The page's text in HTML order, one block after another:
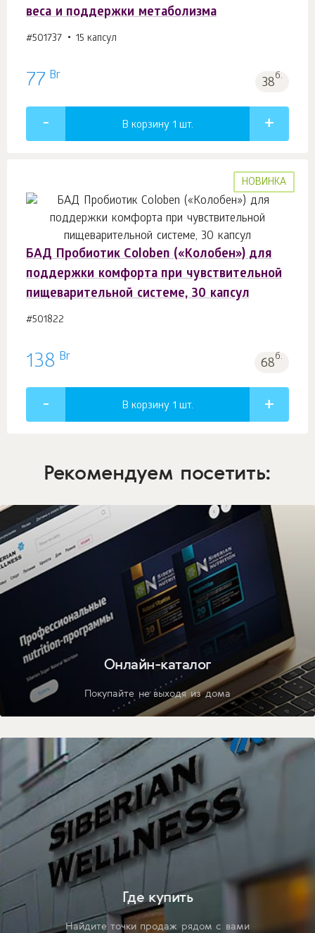
веса и поддержки метаболизма
#501737 15 капсул
77 Br 38б.
В корзину 1 шт.
НОВИНКА
БАД Пробиотик Coloben («Колобен») для
поддержки комфорта при чувствительной
пищеварительной системе, 30 капсул
#501822
138 Br 68б.
В корзину 1 шт.
Рекомендуем посетить:
Онлайн-каталог
Покупайте не выходя из дома
Где купить
Найдите точки продаж рядом с вами